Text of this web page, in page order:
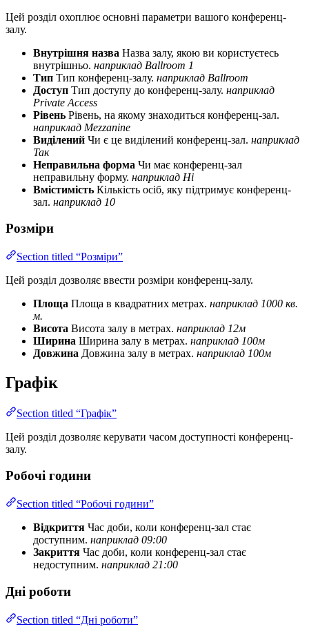
Цей розділ охоплює основні параметри вашого конференц-
залу.
Внутрішня назва Назва залу, якою ви користуєтесь
внутрішньо. наприклад Ballroom 1
Тип Тип конференц-залу. наприклад Ballroom
Доступ Тип доступу до конференц-залу. наприклад
Private Access
Рівень Рівень, на якому знаходиться конференц-зал.
наприклад Mezzanine
Виділений Чи є це виділений конференц-зал. наприклад
Так
Неправильна форма Чи має конференц-зал
неправильну форму. наприклад Ні
Вмістимість Кількість осіб, яку підтримує конференц-
зал. наприклад 10
Розміри
Section titled “Розміри”
Цей розділ дозволяє ввести розміри конференц-залу.
Площа Площа в квадратних метрах. наприклад 1000 кв.
м.
Висота Висота залу в метрах. наприклад 12м
Ширина Ширина залу в метрах. наприклад 100м
Довжина Довжина залу в метрах. наприклад 100м
Графік
Section titled “Графік”
Цей розділ дозволяє керувати часом доступності конференц-
залу.
Робочі години
Section titled “Робочі години”
Відкриття Час доби, коли конференц-зал стає
доступним. наприклад 09:00
Закриття Час доби, коли конференц-зал стає
недоступним. наприклад 21:00
Дні роботи
Section titled “Дні роботи”